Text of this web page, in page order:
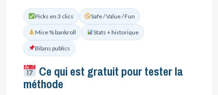
Picks en 3 clics Safe / Value / Fun
Mise % bankroll Stats + historique
Bilans publics
Ce qui est gratuit pour tester la
méthode